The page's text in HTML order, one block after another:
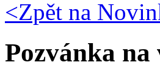
<Zpět na
Pozvánka